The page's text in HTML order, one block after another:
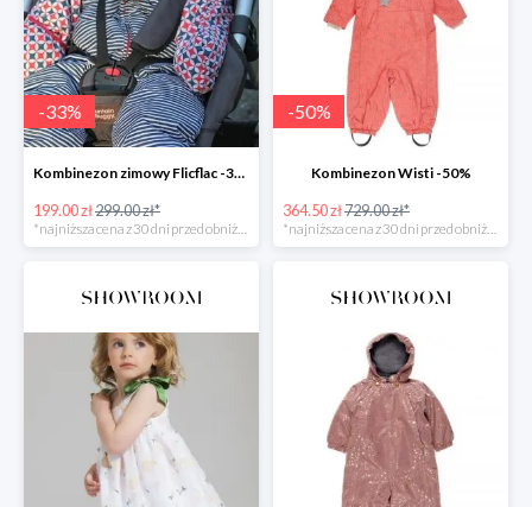
-33%
Kombinezon zimowy Flicflac -33%
199.00 zł299.00 zł*
*najniższa cena z 30 dni przed obniżką
-50%
Kombinezon Wisti -50%
364.50 zł729.00 zł*
*najniższa cena z 30 dni przed obniżką